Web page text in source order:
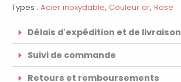
Types : Acier inoxydable, Couleur or, Rose
Délais d'expédition et de livraison
Suivi de commande
Retours et remboursements